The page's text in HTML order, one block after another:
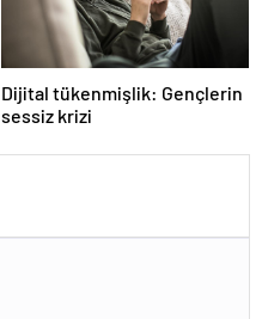
Dijital tükenmişlik: Gençlerin
sessiz krizi